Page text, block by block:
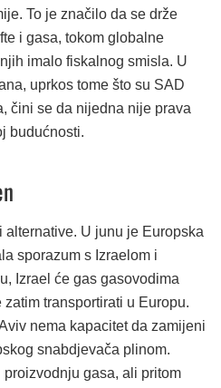
To je značilo da se drže
i gasa, tokom globalne
imalo fiskalnog smisla. U
uprkos tome što su SAD
čini se da nijedna nije prava
budućnosti.
alternative. U junu je Europska
sporazum s Izraelom i
Izrael će gas gasovodima
transportirati u Europu.
nema kapacitet da zamijeni
snabdjevača plinom.
proizvodnju gasa, ali pritom